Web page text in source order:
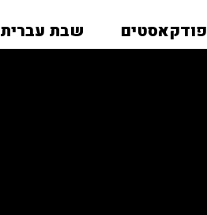
פודקאסטים שבת עברית